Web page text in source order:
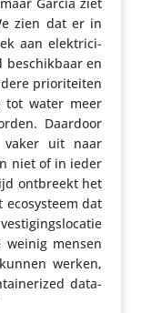
zien dat er in
aan elek­tri­ci­
beschik­baar en
prio­ri­teiten
tot water meer
Daardoor
vaker uit naar
niet of in ieder
ontbreekt het
dat
mensen
werken,
data­